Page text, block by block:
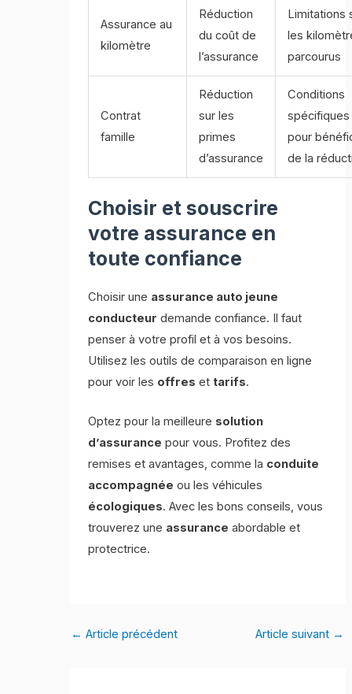
Assurance au
kilomètre
Réduction
du coût de
l’assurance
Limitations
les
parcourus
Contrat
famille
Réduction
sur les
primes
d’assurance
Conditions
spécifiques
pour
de la
Choisir et souscrire
votre assurance en
toute confiance
Choisir une assurance auto jeune
conducteur demande confiance. Il faut
penser à votre profil et à vos besoins.
Utilisez les outils de comparaison en ligne
pour voir les offres et tarifs.
Optez pour la meilleure solution
d’assurance pour vous. Profitez des
remises et avantages, comme la conduite
accompagnée ou les véhicules
écologiques. Avec les bons conseils, vous
trouverez une assurance abordable et
protectrice.
← Article précédent Article suivant →